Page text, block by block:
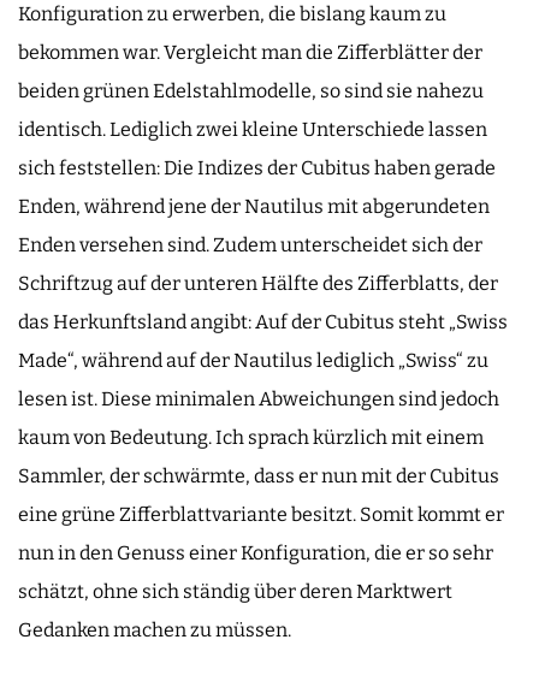
Konfiguration zu erwerben, die bislang kaum zu
bekommen war. Vergleicht man die Zifferblätter der
beiden grünen Edelstahlmodelle, so sind sie nahezu
identisch. Lediglich zwei kleine Unterschiede lassen
sich feststellen: Die Indizes der Cubitus haben gerade
Enden, während jene der Nautilus mit abgerundeten
Enden versehen sind. Zudem unterscheidet sich der
Schriftzug auf der unteren Hälfte des Zifferblatts, der
das Herkunftsland angibt: Auf der Cubitus steht „Swiss
Made“, während auf der Nautilus lediglich „Swiss“ zu
lesen ist. Diese minimalen Abweichungen sind jedoch
kaum von Bedeutung. Ich sprach kürzlich mit einem
Sammler, der schwärmte, dass er nun mit der Cubitus
eine grüne Zifferblattvariante besitzt. Somit kommt er
nun in den Genuss einer Konfiguration, die er so sehr
schätzt, ohne sich ständig über deren Marktwert
Gedanken machen zu müssen.